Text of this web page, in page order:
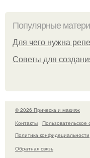
Популярные
Для чего нужна
Советы для
© 2026 Прическа и макияж
Контакты
Пользовательское
Политика конфидециальности
Обратная связь